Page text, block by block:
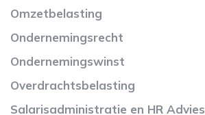
Omzetbelasting
Ondernemingsrecht
Ondernemingswinst
Overdrachtsbelasting
Salarisadministratie en HR Advies